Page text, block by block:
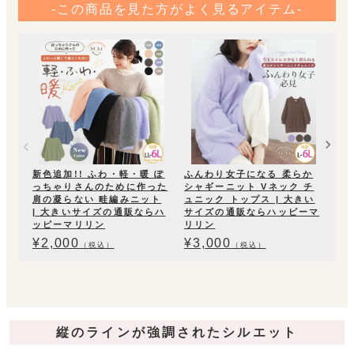
-この商品を見た方がよく見るアイテム-
新色追加!! ふわ・軽・暖 ぽ
っちゃりさんのために作った
肩の凝らない 畦編みニット
| 大きいサイズの通販ならハ
ッピーマリリン
¥2,000 （税込）
ふんわり女子になる 柔らか
シャギーニット Vネック チ
ュニック トップス | 大きい
サイズの通販ならハッピーマ
リリン
¥3,000 （税込）
縦のラインが強調されたシルエット